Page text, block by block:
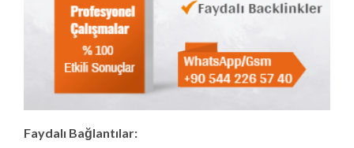
Faydalı Bağlantılar: